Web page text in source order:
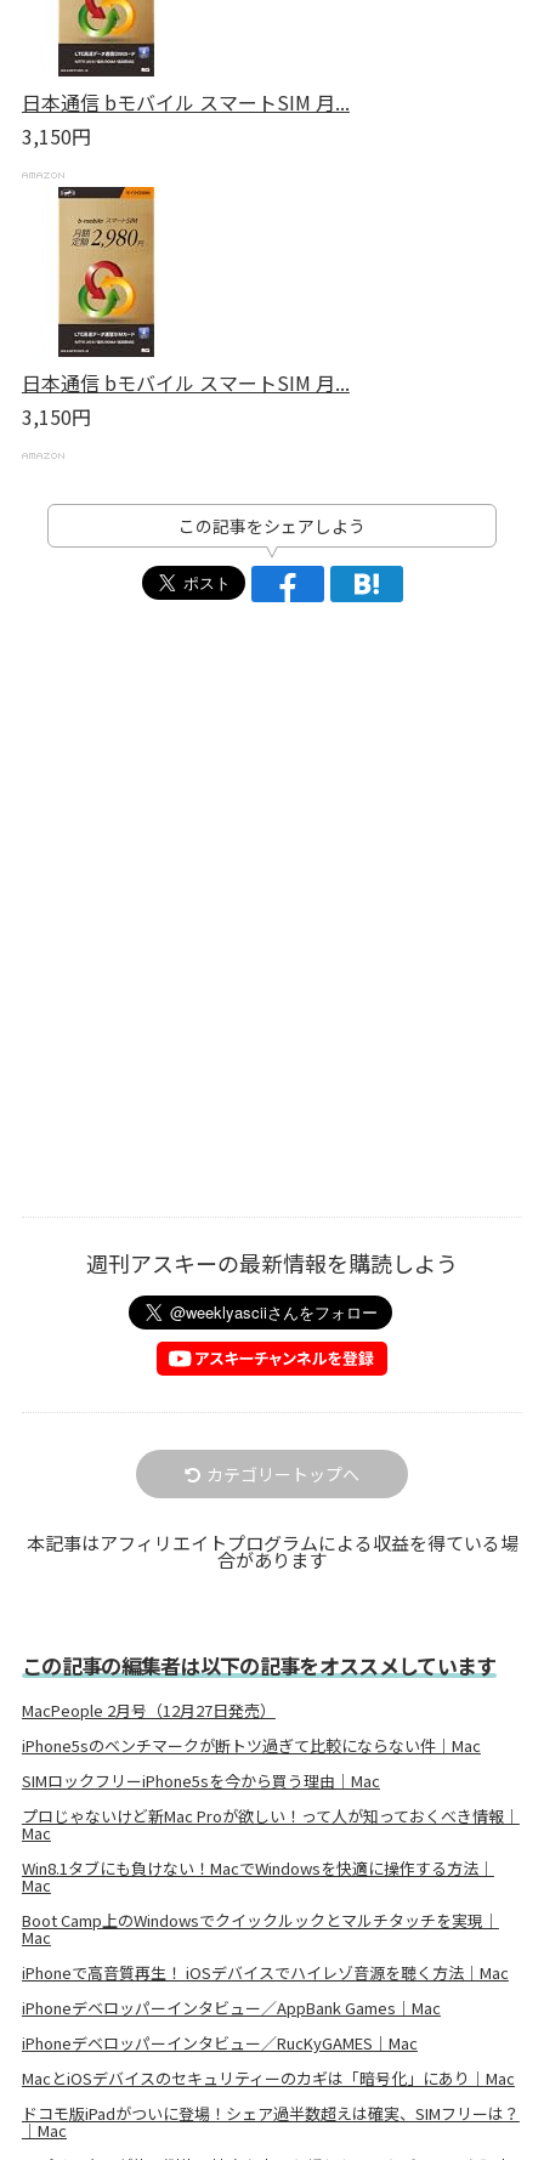
日本通信 bモバイル スマートSIM 月...
3,150円
日本通信 bモバイル スマートSIM 月...
3,150円
この記事をシェアしよう
週刊アスキーの最新情報を購読しよう
カテゴリートップへ
本記事はアフィリエイトプログラムによる収益を得ている場
合があります
この記事の編集者は以下の記事をオススメしています
MacPeople 2月号（12月27日発売）
iPhone5sのベンチマークが断トツ過ぎて比較にならない件｜Mac
SIMロックフリーiPhone5sを今から買う理由｜Mac
プロじゃないけど新Mac Proが欲しい！って人が知っておくべき情報｜
Mac
Win8.1タブにも負けない！MacでWindowsを快適に操作する方法｜
Mac
Boot Camp上のWindowsでクイックルックとマルチタッチを実現｜
Mac
iPhoneで高音質再生！ iOSデバイスでハイレゾ音源を聴く方法｜Mac
iPhoneデベロッパーインタビュー／AppBank Games｜Mac
iPhoneデベロッパーインタビュー／RucKyGAMES｜Mac
MacとiOSデバイスのセキュリティーのカギは「暗号化」にあり｜Mac
ドコモ版iPadがついに登場！シェア過半数超えは確実、SIMフリーは？
｜Mac